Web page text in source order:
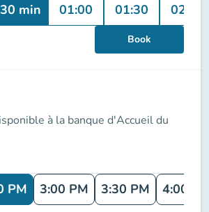
30 min 01:00 01:30 02:00
Book
à la banque d'Accueil du
PM 3:00 PM 3:30 PM 4:00